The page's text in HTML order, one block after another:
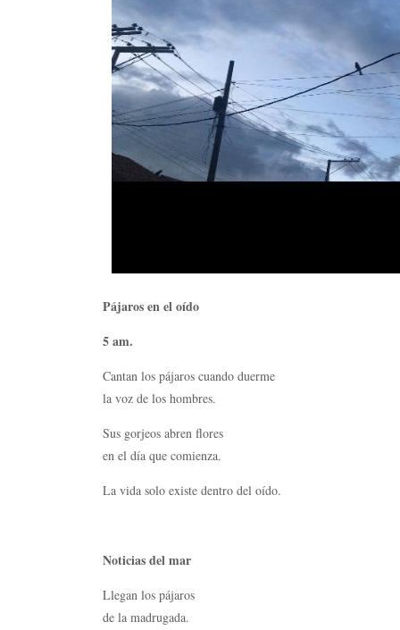
Pájaros en el oído
5 am.
Cantan los pájaros cuando duerme
la voz de los hombres.
Sus gorjeos abren flores
en el día que comienza.
La vida solo existe dentro del oído.
Noticias del mar
Llegan los pájaros
de la madrugada.